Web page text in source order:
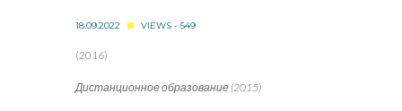
18.09.2022 VIEWS - 549
(2016)
Дистанционное образование (2015)